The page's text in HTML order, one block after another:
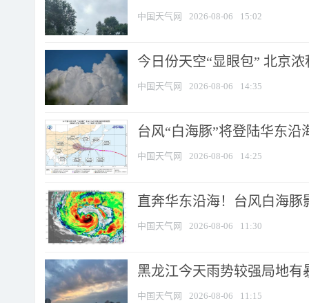
中国天气网 2026-08-06 15:02
今日份天空“显眼包” 北京
中国天气网 2026-08-06 14:35
台风“白海豚”将登陆华东沿
中国天气网 2026-08-06 14:25
直奔华东沿海！台风白海豚
中国天气网 2026-08-06 11:30
黑龙江今天雨势较强局地有
中国天气网 2026-08-06 11:15